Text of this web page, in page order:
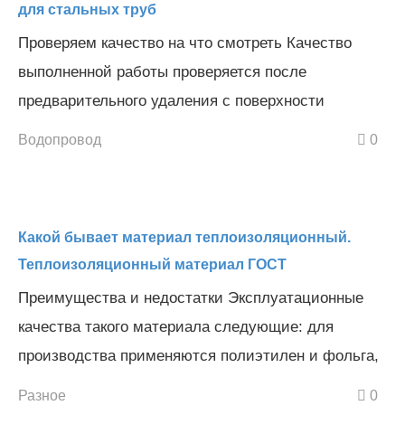
для стальных труб
Проверяем качество на что смотреть Качество
выполненной работы проверяется после
предварительного удаления с поверхности
Водопровод 0
Какой бывает материал теплоизоляционный.
Теплоизоляционный материал ГОСТ
Преимущества и недостатки Эксплуатационные
качества такого материала следующие: для
производства применяются полиэтилен и фольга,
Разное 0